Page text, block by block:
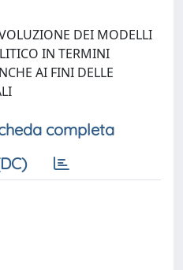
DEI MODELLI
IN TERMINI
AI FINI DELLE
completa